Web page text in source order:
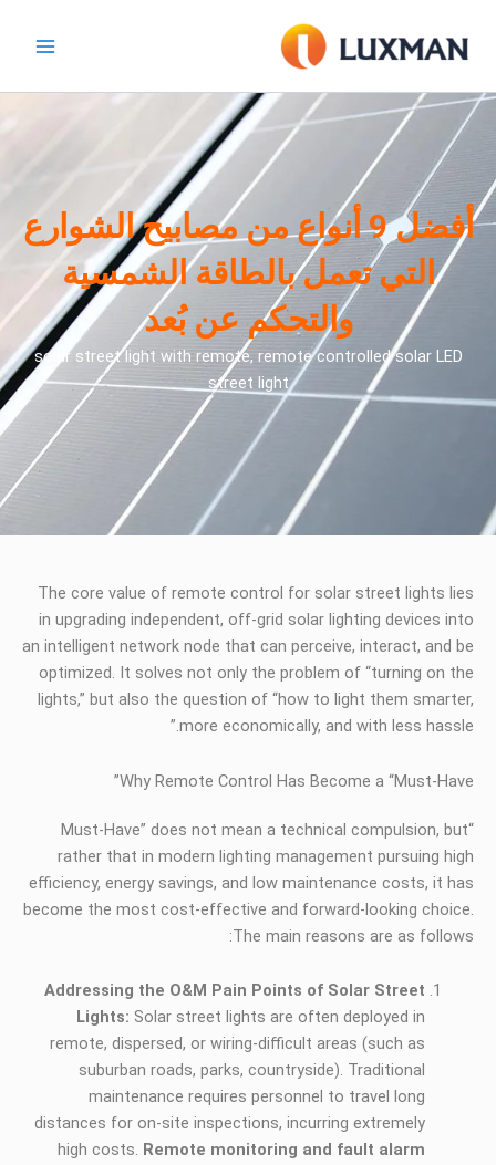
المحتوى
أفضل 9 أنواع من مصابيح الشوارع
التي تعمل بالطاقة الشمسية
والتحكم عن بُعد
solar street light with remote, remote controlled solar LED
street light
The core value of remote control for solar street lights lies
in upgrading independent, off-grid solar lighting devices into
an intelligent network node that can perceive, interact, and be
optimized. It solves not only the problem of “turning on the
lights,” but also the question of “how to light them smarter,
more economically, and with less hassle.”
Why Remote Control Has Become a “Must-Have”
“Must-Have” does not mean a technical compulsion, but
rather that in modern lighting management pursuing high
efficiency, energy savings, and low maintenance costs, it has
become the most cost-effective and forward-looking choice.
The main reasons are as follows:
Addressing the O&M Pain Points of Solar Street
Lights: Solar street lights are often deployed in
remote, dispersed, or wiring-difficult areas (such as
suburban roads, parks, countryside). Traditional
maintenance requires personnel to travel long
distances for on-site inspections, incurring extremely
high costs. Remote monitoring and fault alarm